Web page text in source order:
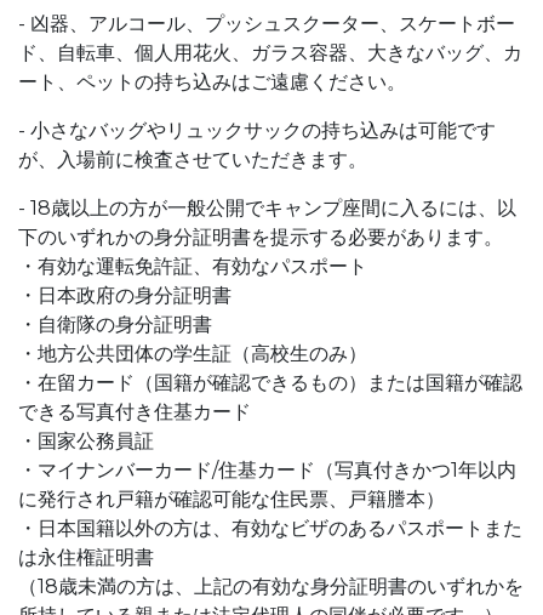
- 凶器、アルコール、プッシュスクーター、スケートボー
ド、自転車、個人用花火、ガラス容器、大きなバッグ、カ
ート、ペットの持ち込みはご遠慮ください。
- 小さなバッグやリュックサックの持ち込みは可能です
が、入場前に検査させていただきます。
- 18歳以上の方が一般公開でキャンプ座間に入るには、以
下のいずれかの身分証明書を提示する必要があります。
・有効な運転免許証、有効なパスポート
・日本政府の身分証明書
・自衛隊の身分証明書
・地方公共団体の学生証（高校生のみ）
・在留カード（国籍が確認できるもの）または国籍が確認
できる写真付き住基カード
・国家公務員証
・マイナンバーカード/住基カード（写真付きかつ1年以内
に発行され戸籍が確認可能な住民票、戸籍謄本）
・日本国籍以外の方は、有効なビザのあるパスポートまた
は永住権証明書
（18歳未満の方は、上記の有効な身分証明書のいずれかを